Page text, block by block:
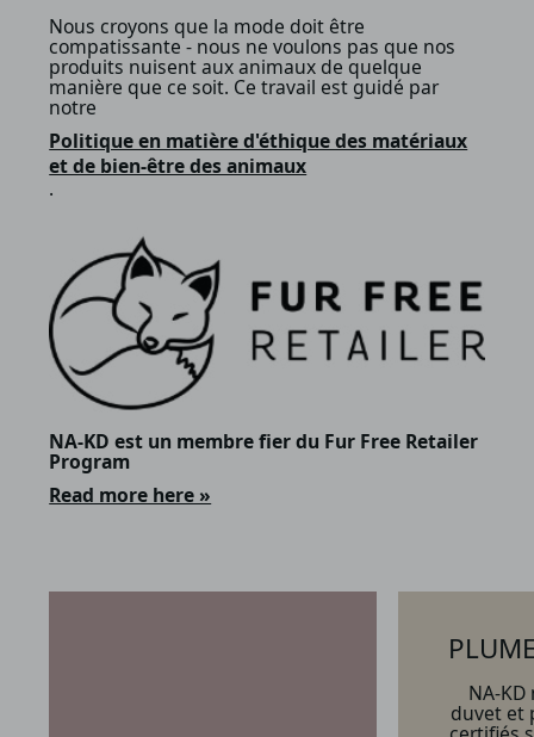
Nous croyons que la mode doit être
compatissante - nous ne voulons pas que nos
produits nuisent aux animaux de quelque
manière que ce soit. Ce travail est guidé par
notre
Politique en matière d'éthique des matériaux
et de bien-être des animaux
.
NA‑KD est un membre fier du Fur Free Retailer
Program
Read more here »
NA-
duvet et